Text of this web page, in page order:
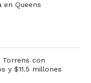
en Queens
Torrens con
y $11.5 millones